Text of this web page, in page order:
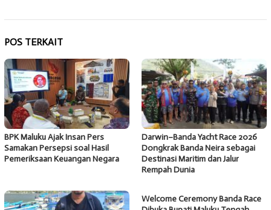
POS TERKAIT
BPK Maluku Ajak Insan Pers
Samakan Persepsi soal Hasil
Pemeriksaan Keuangan Negara
Darwin–Banda Yacht Race 2026
Dongkrak Banda Neira sebagai
Destinasi Maritim dan Jalur
Rempah Dunia
Welcome Ceremony Banda Race